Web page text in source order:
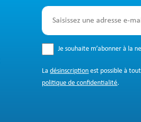
Je souhaite m’abonner à la
Ladésinscription est possible à
politique de confidentialité.